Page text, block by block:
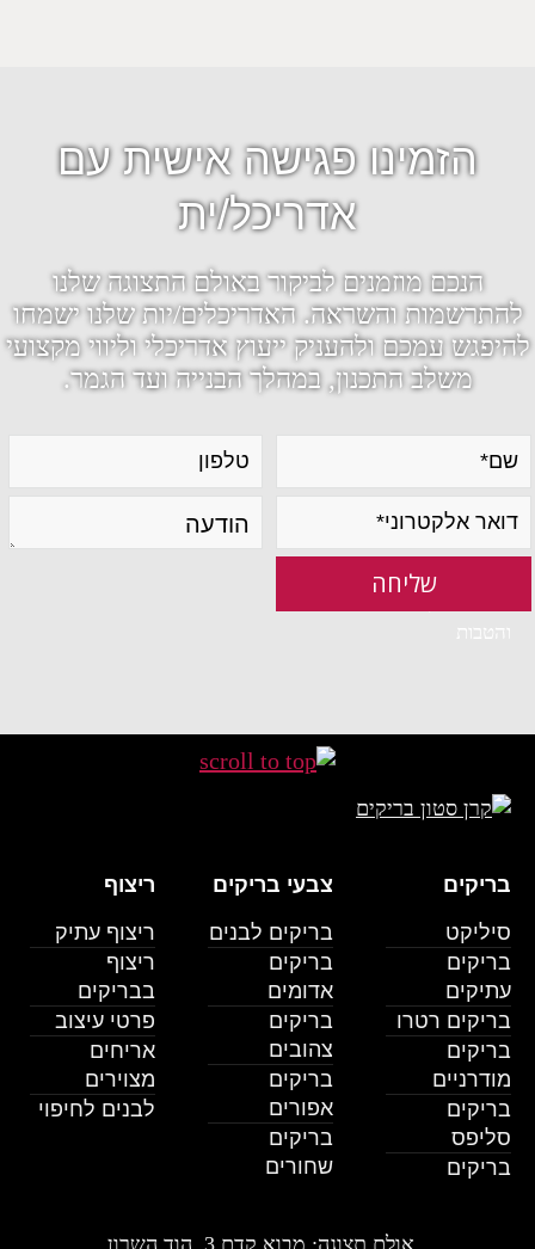
הזמינו פגישה אישית עם
אדריכל/ית
הנכם מוזמנים לביקור באולם התצוגה שלנו
להתרשמות והשראה. האדריכלים/יות שלנו ישמחו
להיפגש עמכם ולהעניק ייעוץ אדריכלי וליווי מקצועי
משלב התכנון, במהלך הבנייה ועד הגמר.
והטבות
בריקים
סיליקט
בריקים
עתיקים
בריקים רטרו
בריקים
מודרניים
בריקים
סליפס
בריקים
צבעי בריקים
בריקים לבנים
בריקים
אדומים
בריקים
צהובים
בריקים
אפורים
בריקים
שחורים
ריצוף
ריצוף עתיק
ריצוף
בבריקים
פרטי עיצוב
אריחים
מצוירים
לבנים לחיפוי
אולם תצוגה: מבוא קדם 3, הוד השרון